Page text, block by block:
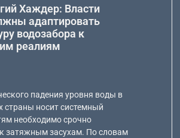
Хаждер: Власти
адаптировать
водозабора к
реалиям
падения уровня воды в
страны носит системный
необходимо срочно
затяжным засухам. По словам